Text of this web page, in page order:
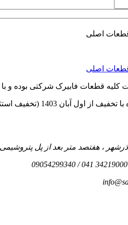
کلیه قطعات فابیرک شرکتی بوده و
خرید عمده)***فروش ویژه قطعات پراید(بدنه.فنی)***توجه***
آذرشهر ، هفتصد متر بعد از پل